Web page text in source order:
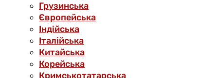
Грузинська
Європейська
Індійська
Італійська
Китайська
Корейська
Кримськотатарська